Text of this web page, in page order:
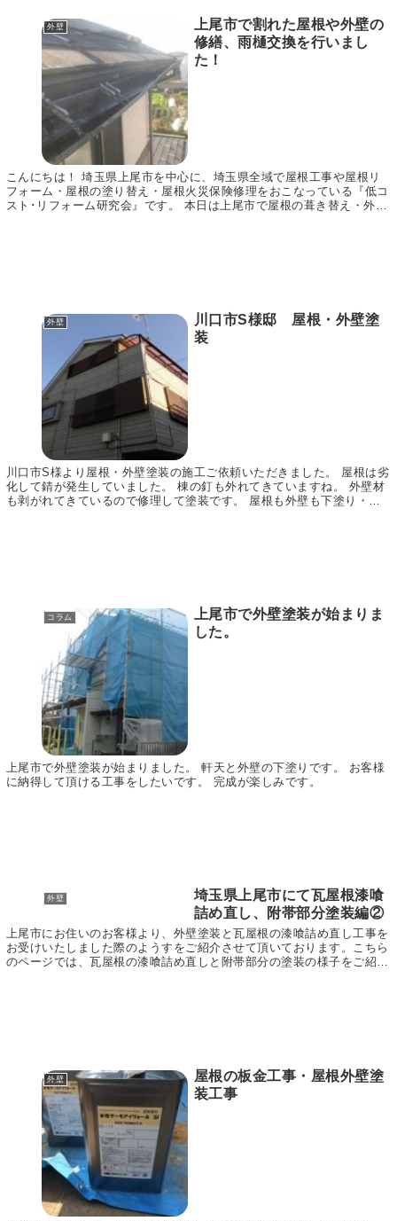
外壁
上尾市で割れた屋根や外壁の
修繕、雨樋交換を行いまし
た！
こんにちは！ 埼玉県上尾市を中心に、埼玉県全域で屋根工事や屋根リ
フォーム・屋根の塗り替え・屋根火災保険修理をおこなっている『低コ
スト･リフォーム研究会』です。 本日は上尾市で屋根の葺き替え・外壁
外壁
川口市S様邸 屋根・外壁塗
装
川口市S様より屋根・外壁塗装の施工ご依頼いただきました。 屋根は劣
化して錆が発生していました。 棟の釘も外れてきていますね。 外壁材
も剥がれてきているので修理して塗装です。 屋根も外壁も下塗り・上
コラム
上尾市で外壁塗装が始まりま
した。
上尾市で外壁塗装が始まりました。 軒天と外壁の下塗りです。 お客様
に納得して頂ける工事をしたいです。 完成が楽しみです。
外壁
埼玉県上尾市にて瓦屋根漆喰
詰め直し、附帯部分塗装編②
上尾市にお住いのお客様より、外壁塗装と瓦屋根の漆喰詰め直し工事を
お受けいたしました際のようすをご紹介させて頂いております。こちら
のページでは、瓦屋根の漆喰詰め直しと附帯部分の塗装の様子をご紹介
外壁
屋根の板金工事・屋根外壁塗
装工事